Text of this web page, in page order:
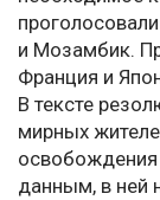
и Мозамбик.
Франция и
В тексте
мирных
данным, в ней